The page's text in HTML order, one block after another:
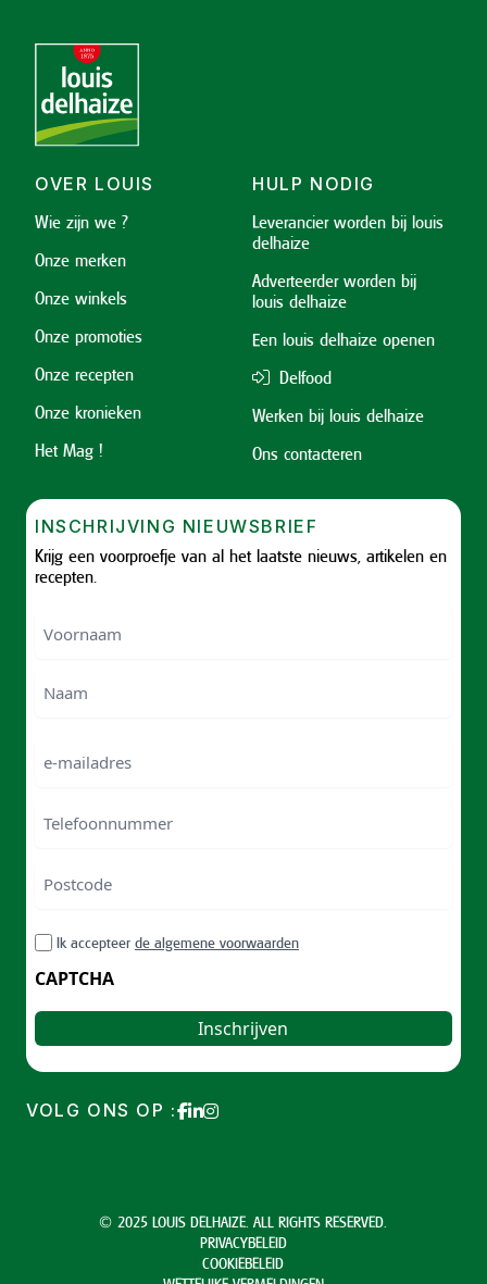
OVER LOUIS
Wie zijn we ?
Onze merken
Onze winkels
Onze promoties
Onze recepten
Onze kronieken
Het Mag !
HULP NODIG
Leverancier worden bij louis
delhaize
Adverteerder worden bij
louis delhaize
Een louis delhaize openen
Delfood
Werken bij louis delhaize
Ons contacteren
INSCHRIJVING NIEUWSBRIEF
Krijg een voorproefje van al het laatste nieuws, artikelen en
recepten.
mailadres
/
Postal
RGPDIk accepteer de algemene voorwaarden
CAPTCHA
VOLG ONS OP :
© 2025 LOUIS DELHAIZE. ALL RIGHTS RESERVED.
PRIVACYBELEID
COOKIEBELEID